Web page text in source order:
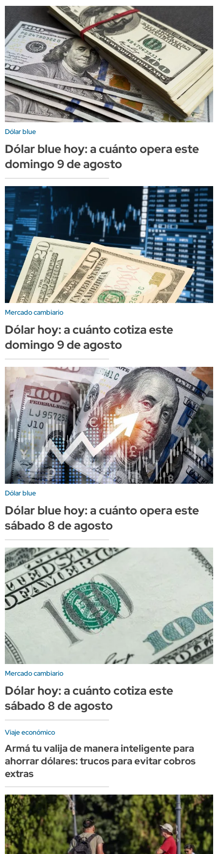
Dólar blue
Dólar blue hoy: a cuánto opera este
domingo 9 de agosto
Mercado cambiario
Dólar hoy: a cuánto cotiza este
domingo 9 de agosto
Dólar blue
Dólar blue hoy: a cuánto opera este
sábado 8 de agosto
Mercado cambiario
Dólar hoy: a cuánto cotiza este
sábado 8 de agosto
Viaje económico
Armá tu valija de manera inteligente para
ahorrar dólares: trucos para evitar cobros
extras